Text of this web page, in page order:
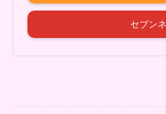
セブン